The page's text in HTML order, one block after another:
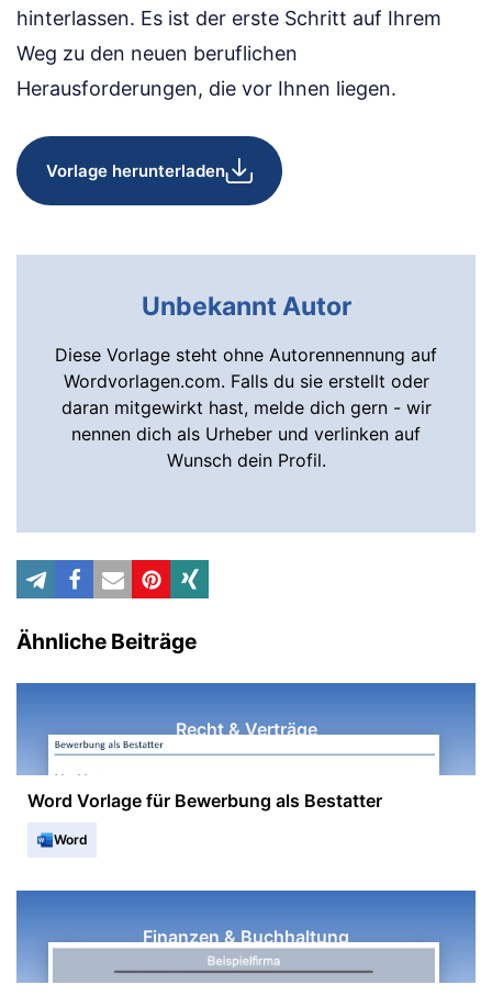
hinterlassen. Es ist der erste Schritt auf Ihrem
Weg zu den neuen beruflichen
Herausforderungen, die vor Ihnen liegen.
Vorlage herunterladen
Unbekannt Autor
Diese Vorlage steht ohne Autorennennung auf
Wordvorlagen.com. Falls du sie erstellt oder
daran mitgewirkt hast, melde dich gern - wir
nennen dich als Urheber und verlinken auf
Wunsch dein Profil.
Ähnliche Beiträge
Recht & Verträge
Word Vorlage für Bewerbung als Bestatter
Word
Finanzen & Buchhaltung